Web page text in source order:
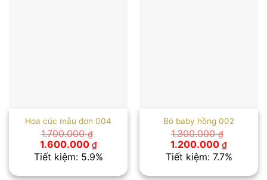
Hoa cúc mẫu đơn 004
1.700.000₫
Giá
gốc
là:
1.600.000 ₫Giá
hiện
tại
Tiết kiệm: 5.9%
Bó baby hồng 002
1.300.000₫
Giá
gốc
là:
1.200.000 ₫Giá
hiện
tại
Tiết kiệm: 7.7%